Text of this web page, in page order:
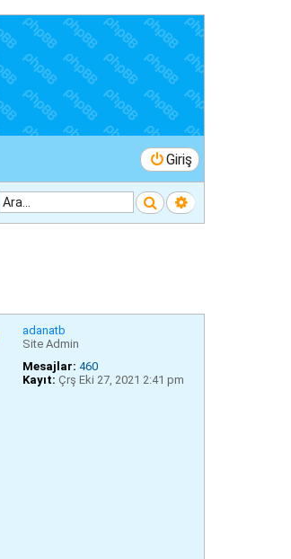
Giriş
Ara Gelişmiş arama
adanatb
Site Admin
Mesajlar: 460
Kayıt: Çrş Eki 27, 2021 2:41 pm